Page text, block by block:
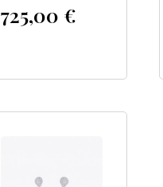
725,00 €